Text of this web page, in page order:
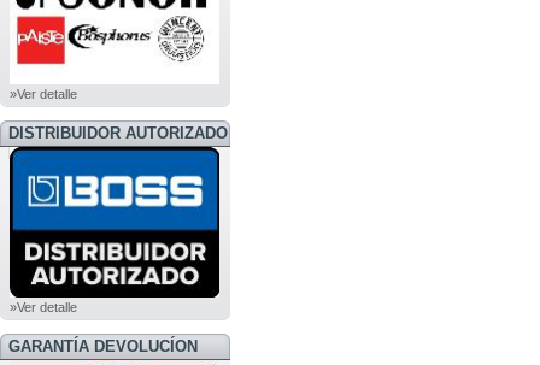
»Ver detalle
DISTRIBUIDOR AUTORIZADO
BOSS
»Ver detalle
GARANTÍA DEVOLUCÍON